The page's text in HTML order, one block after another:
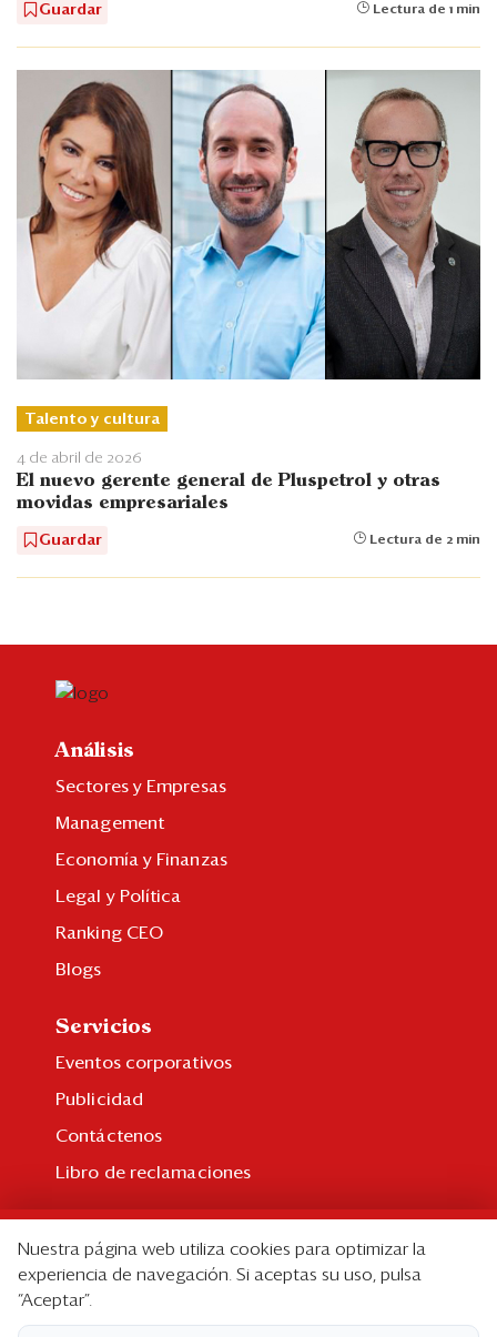
Guardar Lectura de 1 min
Talento y cultura
4 de abril de 2026
El nuevo gerente general de Pluspetrol y otras
movidas empresariales
Guardar Lectura de 2 min
Análisis
Sectores y Empresas
Management
Economía y Finanzas
Legal y Política
Ranking CEO
Blogs
Servicios
Eventos corporativos
Publicidad
Contáctenos
Libro de reclamaciones
Suscripción individual
Paquetes corporativos
Nuestra página web utiliza cookies para optimizar la
experiencia de navegación. Si aceptas su uso, pulsa
“Aceptar”.